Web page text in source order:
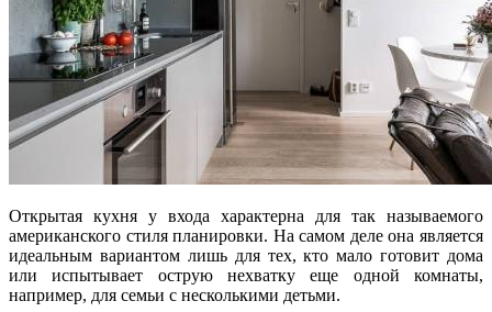
Открытая кухня у входа характерна для так называемого
американского стиля планировки. На самом деле она является
идеальным вариантом лишь для тех, кто мало готовит дома
или испытывает острую нехватку еще одной комнаты,
например, для семьи с несколькими детьми.